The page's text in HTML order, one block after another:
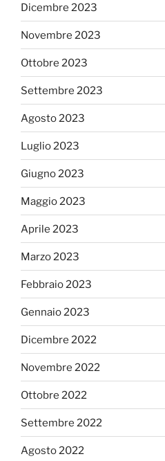
Dicembre 2023
Novembre 2023
Ottobre 2023
Settembre 2023
Agosto 2023
Luglio 2023
Giugno 2023
Maggio 2023
Aprile 2023
Marzo 2023
Febbraio 2023
Gennaio 2023
Dicembre 2022
Novembre 2022
Ottobre 2022
Settembre 2022
Agosto 2022